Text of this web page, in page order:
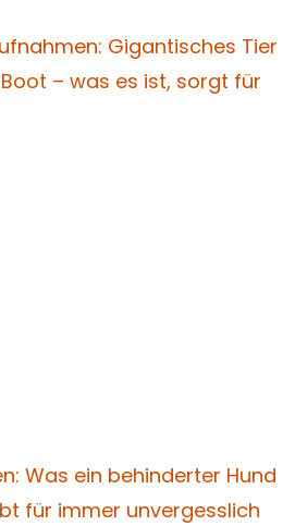
Gigantisches Tier
– was es ist, sorgt für
Was ein behinderter Hund
für immer unvergesslich